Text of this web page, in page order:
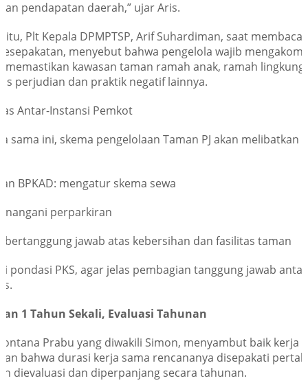
pendapatan daerah,” ujar Aris.
itu, Plt Kepala DPMPTSP, Arif Suhardiman, saat
menyebut bahwa pengelola wajib
memastikan kawasan taman ramah anak, ramah
perjudian dan praktik negatif lainnya.
Antar-Instansi Pemkot
sama ini, skema pengelolaan Taman PJ akan melibatkan
BPKAD: mengatur skema sewa
perparkiran
bertanggung jawab atas kebersihan dan fasilitas taman
pondasi PKS, agar jelas pembagian tanggung jawab
1 Tahun Sekali, Evaluasi Tahunan
Prabu yang diwakili Simon, menyambut baik kerja
bahwa durasi kerja sama rencananya disepakati
dievaluasi dan diperpanjang secara tahunan.